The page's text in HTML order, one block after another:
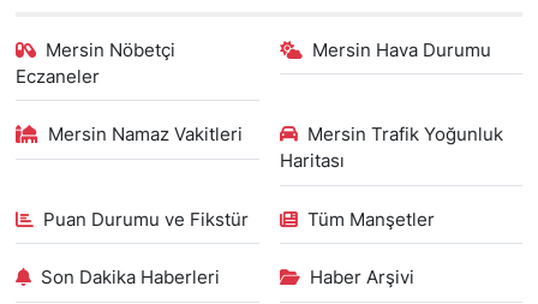
Mersin Nöbetçi
Eczaneler
Mersin Hava Durumu
Mersin Namaz Vakitleri
Mersin Trafik Yoğunluk
Haritası
Puan Durumu ve Fikstür Tüm Manşetler
Son Dakika Haberleri Haber Arşivi